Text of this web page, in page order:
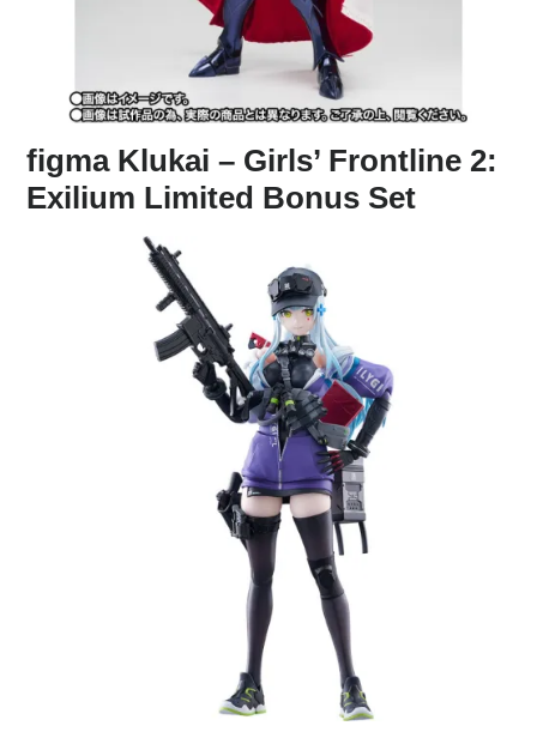
figma Klukai – Girls’ Frontline 2:
Exilium Limited Bonus Set